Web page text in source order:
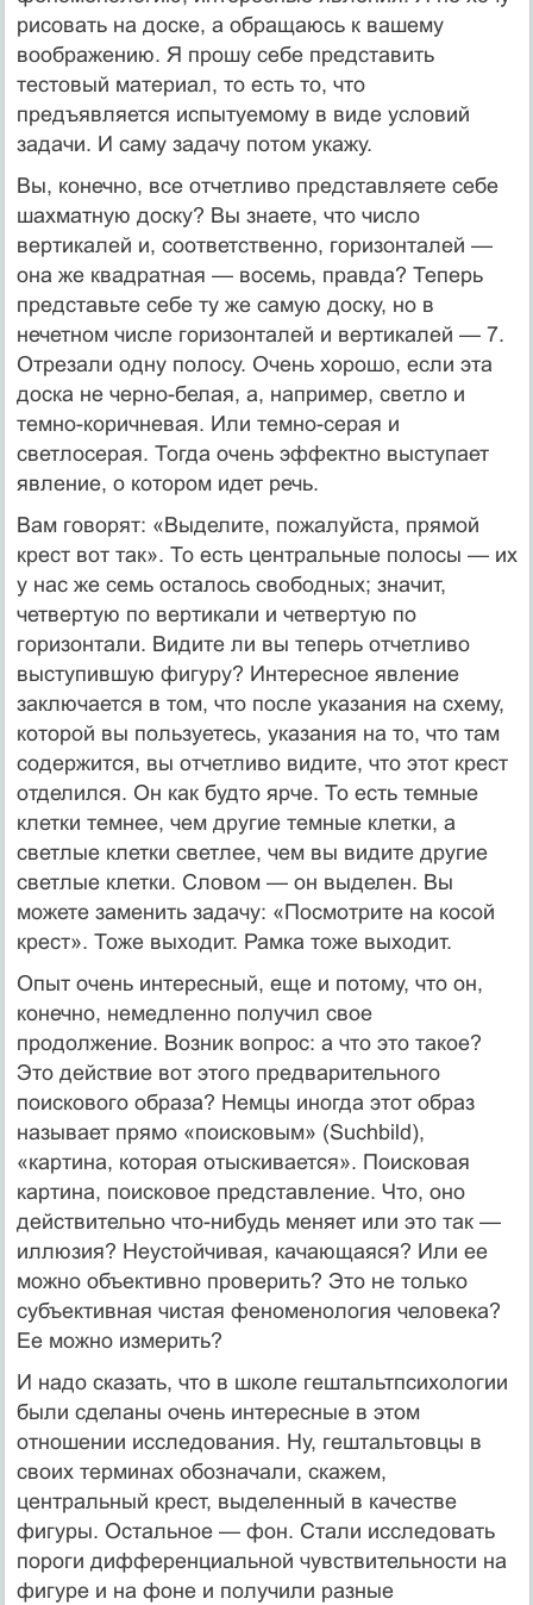
рисовать на доске, а обращаюсь к вашему
воображению. Я прошу себе представить
тестовый материал, то есть то, что
предъявляется испытуемому в виде условий
задачи. И саму задачу потом укажу.
Вы, конечно, все отчетливо представляете себе
шахматную доску? Вы знаете, что число
вертикалей и, соответственно, горизонталей —
она же квадратная — восемь, правда? Теперь
представьте себе ту же самую доску, но в
нечетном числе горизонталей и вертикалей — 7.
Отрезали одну полосу. Очень хорошо, если эта
доска не черно-белая, а, например, светло и
темно-коричневая. Или темно-серая и
светлосерая. Тогда очень эффектно выступает
явление, о котором идет речь.
Вам говорят: «Выделите, пожалуйста, прямой
крест вот так». То есть центральные полосы — их
у нас же семь осталось свободных; значит,
четвертую по вертикали и четвертую по
горизонтали. Видите ли вы теперь отчетливо
выступившую фигуру? Интересное явление
заключается в том, что после указания на схему,
которой вы пользуетесь, указания на то, что там
содержится, вы отчетливо видите, что этот крест
отделился. Он как будто ярче. То есть темные
клетки темнее, чем другие темные клетки, а
светлые клетки светлее, чем вы видите другие
светлые клетки. Словом — он выделен. Вы
можете заменить задачу: «Посмотрите на косой
крест». Тоже выходит. Рамка тоже выходит.
Опыт очень интересный, еще и потому, что он,
конечно, немедленно получил свое
продолжение. Возник вопрос: а что это такое?
Это действие вот этого предварительного
поискового образа? Немцы иногда этот образ
называет прямо «поисковым» (Suchbild),
«картина, которая отыскивается». Поисковая
картина, поисковое представление. Что, оно
действительно что-нибудь меняет или это так —
иллюзия? Неустойчивая, качающаяся? Или ее
можно объективно проверить? Это не только
субъективная чистая феноменология человека?
Ее можно измерить?
И надо сказать, что в школе гештальтпсихологии
были сделаны очень интересные в этом
отношении исследования. Ну, гештальтовцы в
своих терминах обозначали, скажем,
центральный крест, выделенный в качестве
фигуры. Остальное — фон. Стали исследовать
пороги дифференциальной чувствительности на
фигуре и на фоне и получили разные